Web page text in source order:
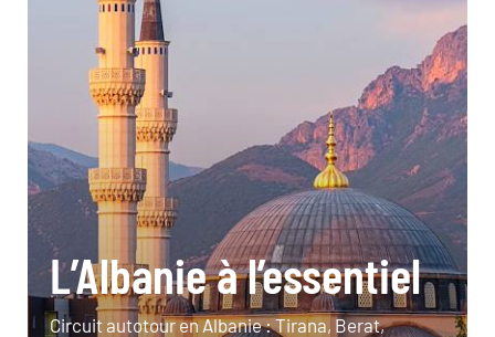
L’Albanie à l’essentiel
Circuit autotour en Albanie : Tirana, Berat,